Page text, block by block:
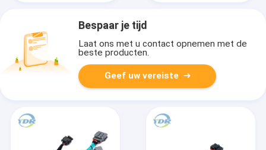
Bespaar je tijd
Laat ons met u contact opnemen met de
beste producten.
Geef uw vereiste